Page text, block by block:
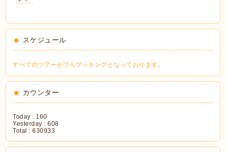
スケジュール
すべてのツアーがフルブッキングとなっております。
カウンター
Today : 160
Yesterday :608
Total :630933